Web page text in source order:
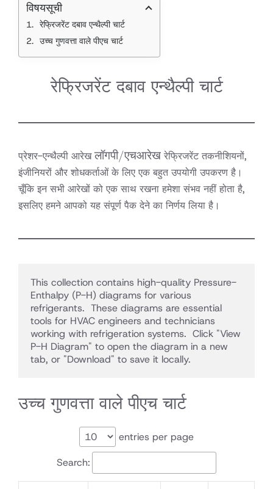
विषयसूची
रेफ्रिजरेंट दबाव एन्थैल्पी चार्ट
उच्च गुणवत्ता वाले पीएच चार्ट
रेफ्रिजरेंट दबाव एन्थैल्पी चार्ट
प्रेशर-एन्थैल्पी आरेखलॉग
पी/
एच
आरेख
लॉगपी/एचआरेख रेफ्रिजरेंट तकनीशियनों,
इंजीनियरों और शोधकर्ताओं के लिए एक बहुत उपयोगी उपकरण है।
चूँकि इन सभी आरेखों को एक साथ रखना हमेशा संभव नहीं होता है,
इसलिए हमने आपको यह संपूर्ण पैक देने का निर्णय लिया है।
This collection contains high-quality Pressure-
Enthalpy (P-H) diagrams for various
refrigerants.  These diagrams are essential
tools for HVAC engineers and technicians
working with refrigeration systems.  Click "View
P-H Diagram" to open the diagram in a new
tab, or "Download" to save it locally.
उच्च गुणवत्ता वाले पीएच चार्ट
entries per page
Search: